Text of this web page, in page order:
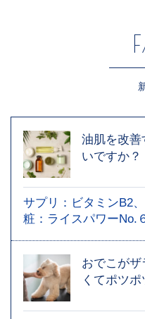
油肌を改善
いですか？
サプリ：ビタミンB2
粧：ライスパワーNo.
おでこが
くてポツ